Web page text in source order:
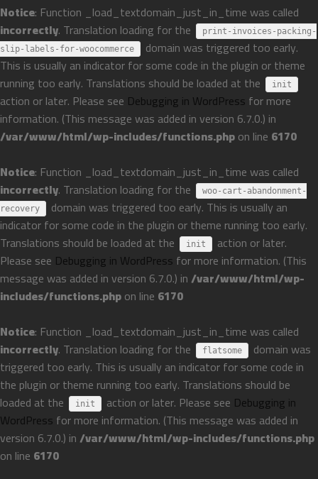
Notice: Function _load_textdomain_just_in_time was called
incorrectly. Translation loading for the
print-invoices-packing-
slip-labels-for-woocommerce
domain was triggered too early.
This is usually an indicator for some code in the plugin or theme
running too early. Translations should be loaded at the
init
action or later. Please see Debugging in WordPress for more
information. (This message was added in version 6.7.0.) in
/var/www/html/wp-includes/functions.phpon line 6170
Notice: Function _load_textdomain_just_in_time was called
incorrectly. Translation loading for the
woo-cart-abandonment-
recovery
domain was triggered too early. This is usually an
indicator for some code in the plugin or theme running too early.
Translations should be loaded at the
init
action or later.
Please see Debugging in WordPress for more information. (This
message was added in version 6.7.0.) in/var/www/html/wp-
includes/functions.phpon line 6170
Notice: Function _load_textdomain_just_in_time was called
incorrectly. Translation loading for the flatsome
domain was
triggered too early. This is usually an indicator for some code in
the plugin or theme running too early. Translations should be
loaded at the
init action or later. Please see Debugging in
WordPress for more information. (This message was added in
version 6.7.0.) in/var/www/html/wp-includes/functions.php
on line 6170